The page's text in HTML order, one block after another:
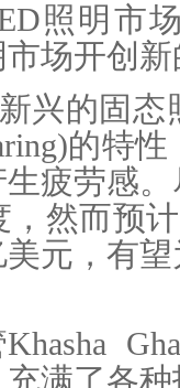
照明市
场开创
兴的固
的特
疲劳感
然而预
元，有
满了各